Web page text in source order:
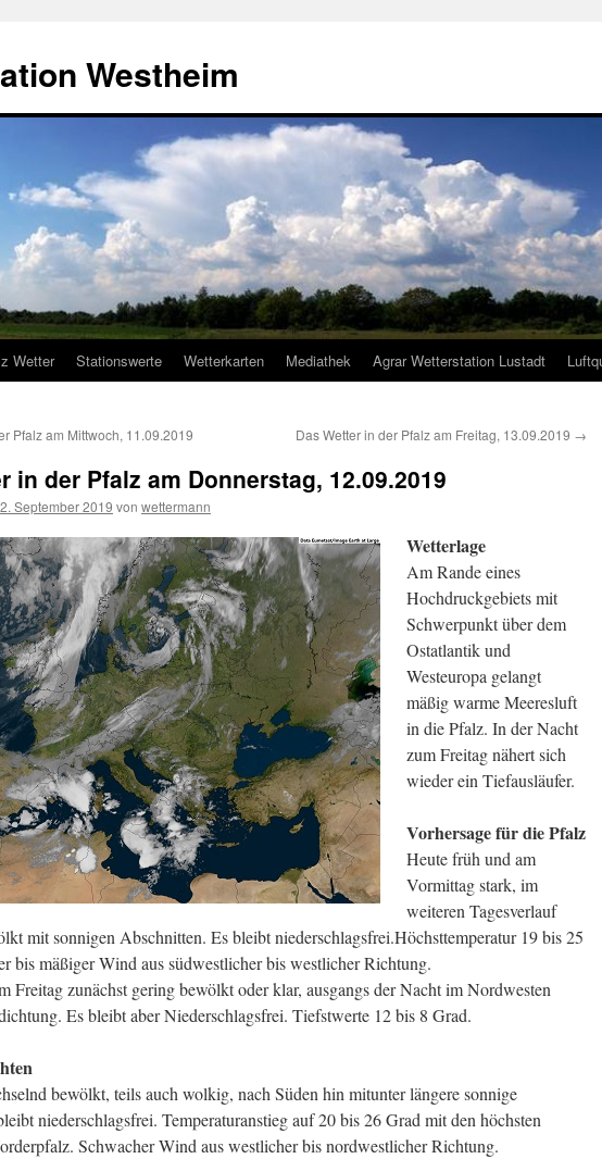
Westheim
Wetter Stationswerte Wetterkarten Mediathek Agrar Wetterstation Lustadt
Pfalz am Mittwoch, 11.09.2019 Das Wetter in der Pfalz am Freitag, 13.09.2019 →
in der Pfalz am Donnerstag, 12.09.2019
September 2019 von wettermann
Wetterlage
Am Rande eines
Hochdruckgebiets mit
Schwerpunkt über dem
Ostatlantik und
Westeuropa gelangt
mäßig warme Meeresluft
in die Pfalz. In der Nacht
zum Freitag nähert sich
wieder ein Tiefausläufer.
Vorhersage für die Pfalz
Heute früh und am
Vormittag stark, im
weiteren Tagesverlauf
mit sonnigen Abschnitten. Es bleibt niederschlagsfrei.Höchsttemperatur 19 bis 25
bis mäßiger Wind aus südwestlicher bis westlicher Richtung.
Freitag zunächst gering bewölkt oder klar, ausgangs der Nacht im Nordwesten
Es bleibt aber Niederschlagsfrei. Tiefstwerte 12 bis 8 Grad.
bewölkt, teils auch wolkig, nach Süden hin mitunter längere sonnige
niederschlagsfrei. Temperaturanstieg auf 20 bis 26 Grad mit den höchsten
Schwacher Wind aus westlicher bis nordwestlicher Richtung.